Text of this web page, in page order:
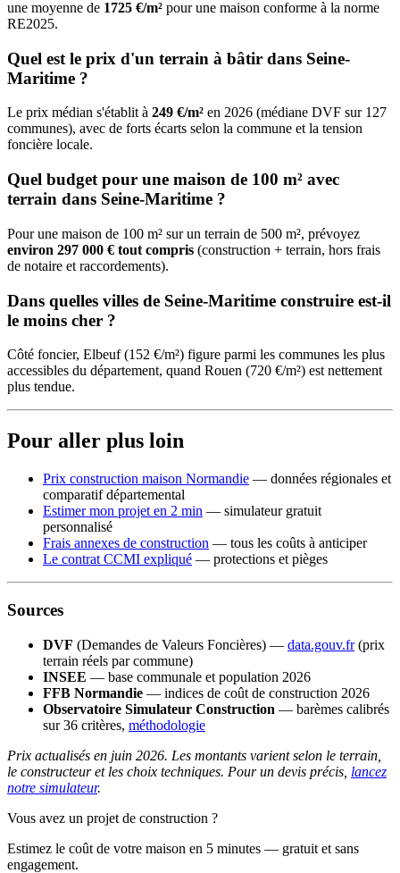
une moyenne de 1725 €/m² pour une maison conforme à la norme
RE2025.
Quel est le prix d'un terrain à bâtir dans Seine-
Maritime ?
Le prix médian s'établit à 249 €/m² en 2026 (médiane DVF sur 127
communes), avec de forts écarts selon la commune et la tension
foncière locale.
Quel budget pour une maison de 100 m² avec
terrain dans Seine-Maritime ?
Pour une maison de 100 m² sur un terrain de 500 m², prévoyez
environ 297 000 € tout compris (construction + terrain, hors frais
de notaire et raccordements).
Dans quelles villes de Seine-Maritime construire est-il
le moins cher ?
Côté foncier, Elbeuf (152 €/m²) figure parmi les communes les plus
accessibles du département, quand Rouen (720 €/m²) est nettement
plus tendue.
Pour aller plus loin
Prix construction maison Normandie — données régionales et
comparatif départemental
Estimer mon projet en 2 min — simulateur gratuit
personnalisé
Frais annexes de construction — tous les coûts à anticiper
Le contrat CCMI expliqué — protections et pièges
Sources
DVF (Demandes de Valeurs Foncières) — data.gouv.fr(prix
terrain réels par commune)
INSEE — base communale et population 2026
FFB Normandie — indices de coût de construction 2026
Observatoire Simulateur Construction — barèmes calibrés
sur 36 critères, méthodologie
Prix actualisés en juin 2026. Les montants varient selon le terrain,
le constructeur et les choix techniques. Pour un devis précis, lancez
notre simulateur.
Vous avez un projet de construction ?
Estimez le coût de votre maison en 5 minutes — gratuit et sans
engagement.